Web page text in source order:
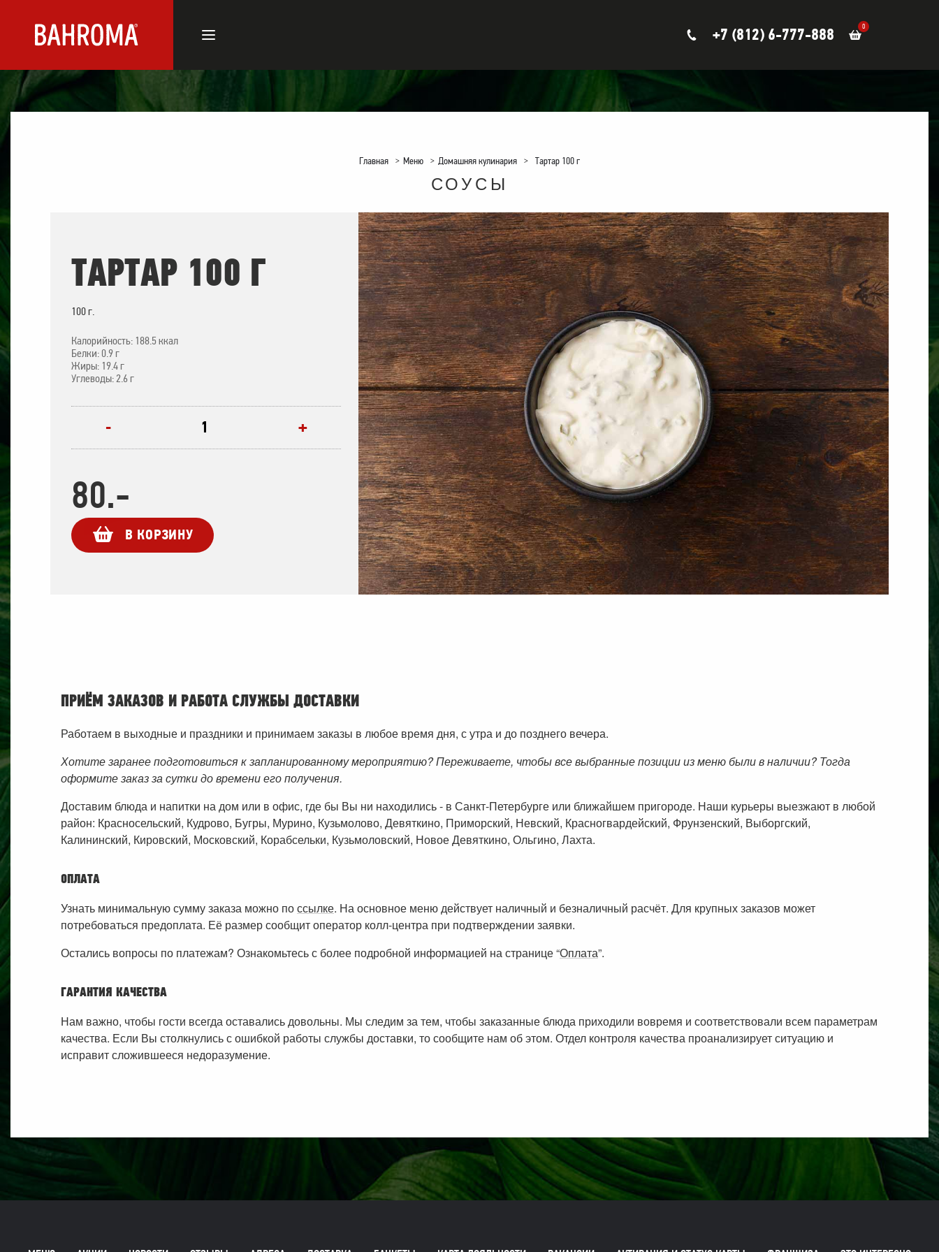
0
+7 (812) 6-777-888
Главная > Меню > Домашняя кулинария > Тартар 100 г
СОУСЫ
ТАРТАР 100 Г
100 г.
Калорийность: 188.5 ккал
Белки: 0.9 г
Жиры: 19.4 г
Углеводы: 2.6 г
- +
80.-
В КОРЗИНУ
ПРИЁМ ЗАКАЗОВ И РАБОТА СЛУЖБЫ ДОСТАВКИ
Работаем в выходные и праздники и принимаем заказы в любое время дня, с утра и до позднего вечера.
Хотите заранее подготовиться к запланированному мероприятию? Переживаете, чтобы все выбранные позиции из меню были в наличии? Тогда
оформите заказ за сутки до времени его получения.
Доставим блюда и напитки на дом или в офис, где бы Вы ни находились - в Санкт-Петербурге или ближайшем пригороде. Наши курьеры выезжают в любой
район: Красносельский, Кудрово, Бугры, Мурино, Кузьмолово, Девяткино, Приморский, Невский, Красногвардейский, Фрунзенский, Выборгский,
Калининский, Кировский, Московский, Корабсельки, Кузьмоловский, Новое Девяткино, Ольгино, Лахта.
ОПЛАТА
Узнать минимальную сумму заказа можно поссылке. На основное меню действует наличный и безналичный расчёт. Для крупных заказов может
потребоваться предоплата. Её размер сообщит оператор колл-центра при подтверждении заявки.
Остались вопросы по платежам? Ознакомьтесь с более подробной информацией на странице “Оплата”.
ГАРАНТИЯ КАЧЕСТВА
Нам важно, чтобы гости всегда оставались довольны. Мы следим за тем, чтобы заказанные блюда приходили вовремя и соответствовали всем параметрам
качества. Если Вы столкнулись с ошибкой работы службы доставки, то сообщите нам об этом. Отдел контроля качества проанализирует ситуацию и
исправит сложившееся недоразумение.